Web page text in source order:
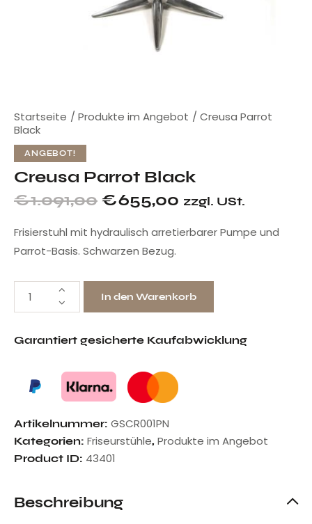
Startseite Produkte im Angebot
Creusa Parrot
Black
ANGEBOT!
Creusa Parrot Black
€1.091,00 €655,00 zzgl. USt.
Frisierstuhl mit hydraulisch arretierbarer Pumpe und
Parrot-Basis. Schwarzen Bezug.
In den Warenkorb
Garantiert gesicherte Kaufabwicklung
Artikelnummer: GSCR001PN
Kategorien: Friseurstühle, Produkte im Angebot
Product ID: 43401
Beschreibung